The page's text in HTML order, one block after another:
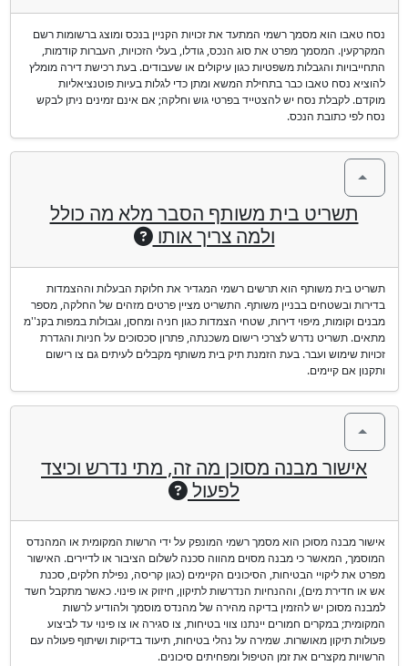
נסח טאבו הוא מסמך רשמי המתעד את זכויות הקניין בנכס ומוצג ברשומות רשם
המקרקעין. המסמך מפרט את סוג הנכס, גודלו, בעלי הזכויות, העברות קודמות,
התחייבויות והגבלות משפטיות כגון עיקולים או שעבודים. בעת רכישת דירה מומלץ
להוציא נסח טאבו כבר בתחילת המשא ומתן כדי לגלות בעיות פוטנציאליות
מוקדם. לקבלת נסח יש להצטייד בפרטי גוש וחלקה; אם אינם זמינים ניתן לבקש
נסח לפי כתובת הנכס.
תשריט בית משותף הסבר מלא מה כולל
ולמה צריך אותו
תשריט בית משותף הוא תרשים רשמי המגדיר את חלוקת הבעלות וההצמדות
בדירות ובשטחים בבניין משותף. התשריט מציין פרטים מזהים של החלקה, מספר
מבנים וקומות, מיפוי דירות, שטחי הצמדות כגון חניה ומחסן, וגבולות במפות בקנ''מ
מתאים. תשריט נדרש לצרכי רישום משכנתה, פתרון סכסוכים על חניות והגדרת
זכויות שימוש ועבר. בעת הזמנת תיק בית משותף מקבלים לעיתים גם צו רישום
ותקנון אם קיימים.
אישור מבנה מסוכן מה זה, מתי נדרש וכיצד
לפעול
אישור מבנה מסוכן הוא מסמך רשמי המונפק על ידי הרשות המקומית או המהנדס
המוסמך, המאשר כי מבנה מסוים מהווה סכנה לשלום הציבור או לדיירים. האישור
מפרט את ליקויי הבטיחות, הסיכונים הקיימים (כגון קריסה, נפילת חלקים, סכנת
אש או חדירת מים), וההנחיות הנדרשות לתיקון, חיזוק או פינוי. כאשר מתקבל חשד
למבנה מסוכן יש להזמין בדיקה מהירה של מהנדס מוסמך ולהודיע לרשות
המקומית; במקרים חמורים יינתנו צווי בטיחות, צו סגירה או צו פינוי עד לביצוע
פעולות תיקון מאושרות. שמירה על נהלי בטיחות, תיעוד בדיקות ושיתוף פעולה עם
הרשויות מקצרים את זמן הטיפול ומפחיתים סיכונים.